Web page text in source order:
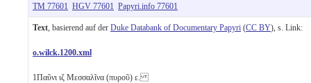
TM 77601 HGV 77601 Papyri.info 77601
Text , basierend auf der Duke Databank of Documentary Papyri (CC BY), s. Link:
o.wilck.1200.xml
1Παῦνι ιζ Μεσσαλῖνα (πυροῦ) ε .